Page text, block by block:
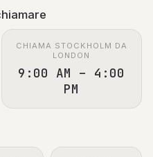
CHIAMA STOCKHOLM DA
LONDON
9:00 AM – 4:00
PM